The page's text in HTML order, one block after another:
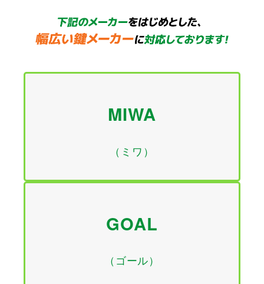
MIWA
（ミワ）
GOAL
（ゴール）